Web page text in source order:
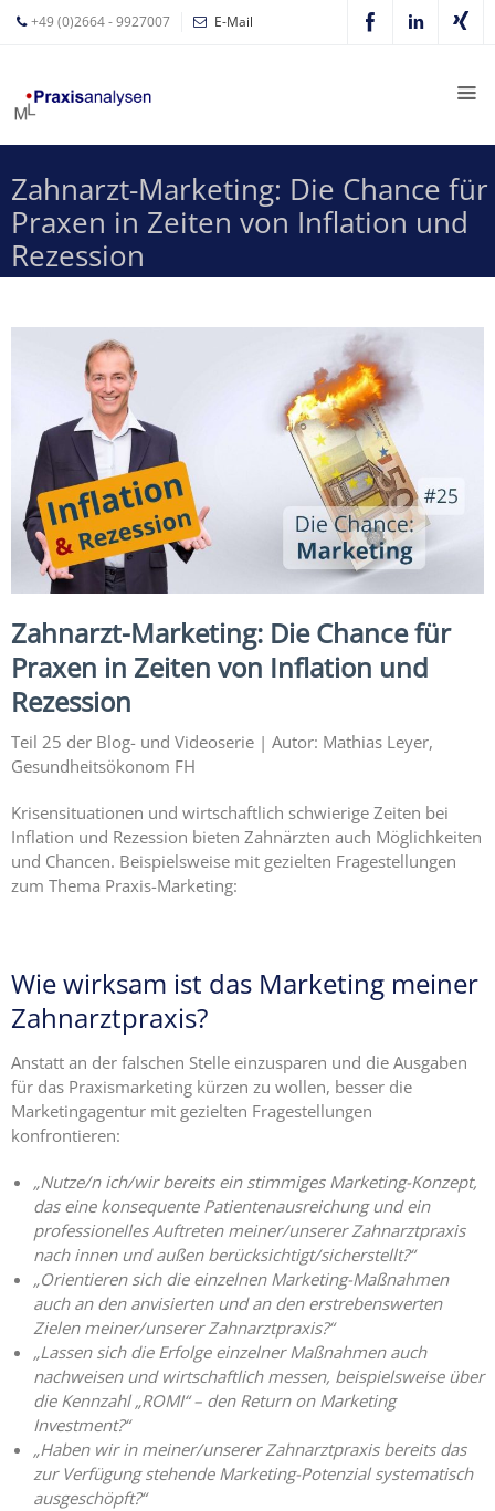
+49 (0)2664 - 9927007 E-Mail
Zahnarzt-Marketing: Die Chance für
Praxen in Zeiten von Inflation und
Rezession
Zahnarzt-Marketing: Die Chance für
Praxen in Zeiten von Inflation und
Rezession
Teil 25 der Blog- und Videoserie | Autor: Mathias Leyer,
Gesundheitsökonom FH
Krisensituationen und wirtschaftlich schwierige Zeiten bei
Inflation und Rezession bieten Zahnärzten auch Möglichkeiten
und Chancen. Beispielsweise mit gezielten Fragestellungen
zum Thema Praxis-Marketing:
Wie wirksam ist das Marketing meiner
Zahnarztpraxis?
Anstatt an der falschen Stelle einzusparen und die Ausgaben
für das Praxismarketing kürzen zu wollen, besser die
Marketingagentur mit gezielten Fragestellungen
konfrontieren:
„Nutze/n ich/wir bereits ein stimmiges Marketing-Konzept,
das eine konsequente Patientenausreichung und ein
professionelles Auftreten meiner/unserer Zahnarztpraxis
nach innen und außen berücksichtigt/sicherstellt?“
„Orientieren sich die einzelnen Marketing-Maßnahmen
auch an den anvisierten und an den erstrebenswerten
Zielen meiner/unserer Zahnarztpraxis?“
„Lassen sich die Erfolge einzelner Maßnahmen auch
nachweisen und wirtschaftlich messen, beispielsweise über
die Kennzahl „ROMI“ – den Return on Marketing
Investment?“
„Haben wir in meiner/unserer Zahnarztpraxis bereits das
zur Verfügung stehende Marketing-Potenzial systematisch
ausgeschöpft?“
Leyer
Expertisen
Betriebswirtschaftliche
Beratung für
Zahnarzt-
Z-MVZ
Konzept
Expertise
1 – Z-
MVZ
Basics
Expertise
2 – Z-
MVZ
Konzept
Expertise 3 –
Z-MVZ
Expertise 4
– Z-MVZ
Filialisierung
Management
Ängste,
Blockaden
und
Widerstände
angestellter
im Z-MVZ
Seminare
Blog
Kontakt